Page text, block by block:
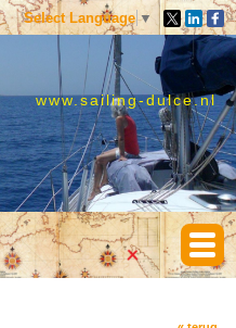
Select Language ▼
www.sailing-dulce.nl